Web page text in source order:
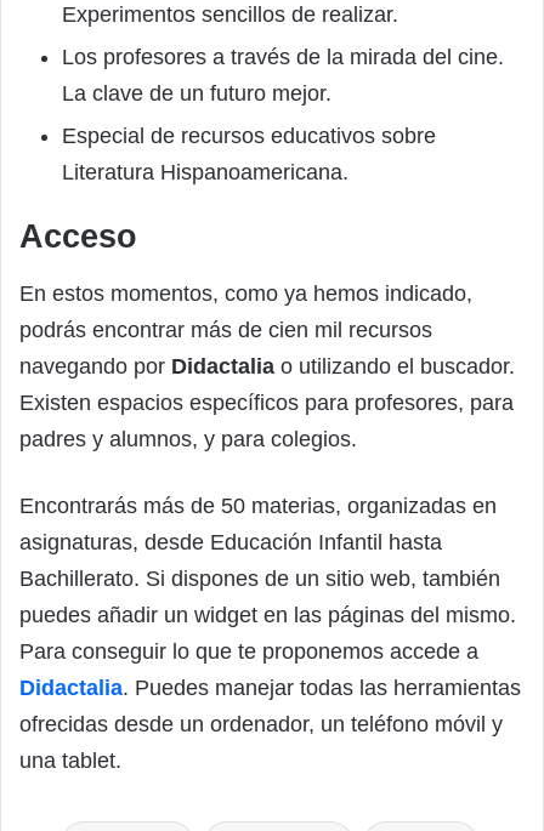
Experimentos sencillos de realizar.
Los profesores a través de la mirada del cine.
La clave de un futuro mejor.
Especial de recursos educativos sobre
Literatura Hispanoamericana.
Acceso
En estos momentos, como ya hemos indicado,
podrás encontrar más de cien mil recursos
navegando por Didactalia o utilizando el buscador.
Existen espacios específicos para profesores, para
padres y alumnos, y para colegios.
Encontrarás más de 50 materias, organizadas en
asignaturas, desde Educación Infantil hasta
Bachillerato. Si dispones de un sitio web, también
puedes añadir un widget en las páginas del mismo.
Para conseguir lo que te proponemos accede a
Didactalia. Puedes manejar todas las herramientas
ofrecidas desde un ordenador, un teléfono móvil y
una tablet.